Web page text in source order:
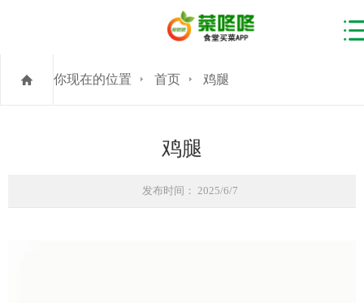
你现在的位置 首页 鸡腿
鸡腿
发布时间： 2025/6/7